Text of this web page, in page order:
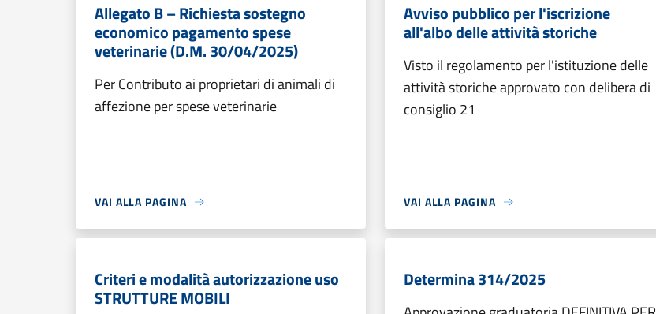
Allegato B – Richiesta sostegno
economico pagamento spese
veterinarie (D.M. 30/04/2025)
Per Contributo ai proprietari di animali di
affezione per spese veterinarie
VAI ALLA PAGINA
Avviso pubblico per l'iscrizione
all'albo delle attività storiche
Visto il regolamento per l'istituzione delle
attività storiche approvato con delibera di
consiglio 21
VAI ALLA PAGINA
Criteri e modalità autorizzazione uso
STRUTTURE MOBILI
Determina 314/2025